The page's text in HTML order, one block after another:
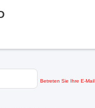
Betreten Sie Ihre E-Mail